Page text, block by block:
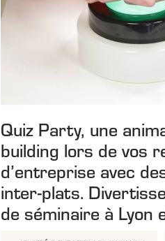
Quiz Party, une
building lors de vos
d’entreprise avec
inter-plats.
de séminaire à Lyon